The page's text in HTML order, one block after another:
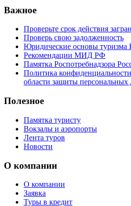
Важное
Проверьте срок действия
Проверь свою задолженность
Юридические основы туризма
Рекомендации МИД РФ
Памятка Роспотребнадзора
Политика
области защиты
Полезное
Памятка туристу
Вокзалы и аэропорты
Лента туров
Новости
О компании
О компании
Заявка
Туры в кредит